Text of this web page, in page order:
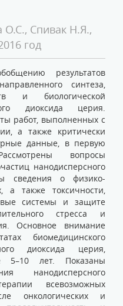
Спивак Н.Я.,
год
результатов
синтеза,
и биологической
диоксида церия.
работ, выполненных с
а также критически
данные, в первую
вопросы
нанодисперсного
сведения о физико-
а также токсичности,
системы и защите
стресса и
Основное внимание
биомедицинского
диоксида церия,
5–10 лет. Показаны
нанодисперсного
всевозможных
онкологических и